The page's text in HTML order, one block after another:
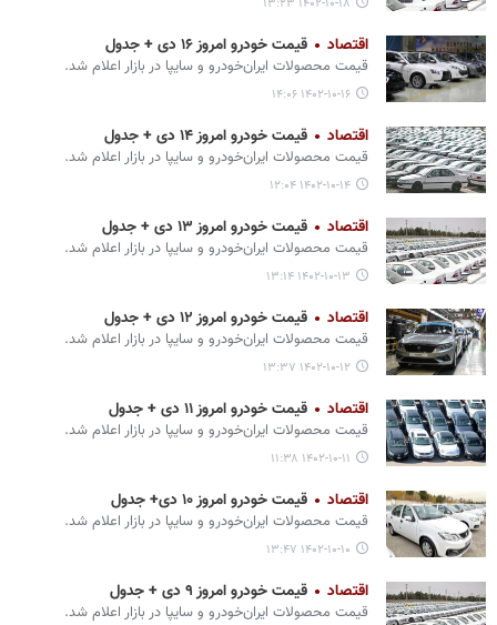
۱۴۰۲-۱۰-۱۸ ۱۳:۲۳
اقتصاد قیمت خودرو امروز ۱۶ دی + جدول
قیمت محصولات ایران‌خودرو و سایپا در بازار اعلام شد.
۱۴۰۲-۱۰-۱۶ ۱۴:۰۶
اقتصاد قیمت خودرو امروز ۱۴ دی + جدول
قیمت محصولات ایران‌خودرو و سایپا در بازار اعلام شد.
۱۴۰۲-۱۰-۱۴ ۱۲:۰۴
اقتصاد قیمت خودرو امروز ۱۳ دی + جدول
قیمت محصولات ایران‌خودرو و سایپا در بازار اعلام شد.
۱۴۰۲-۱۰-۱۳ ۱۳:۱۴
اقتصاد قیمت خودرو امروز ۱۲ دی + جدول
قیمت محصولات ایران‌خودرو و سایپا در بازار اعلام شد.
۱۴۰۲-۱۰-۱۲ ۱۳:۳۷
اقتصاد قیمت خودرو امروز ۱۱ دی + جدول
قیمت محصولات ایران‌خودرو و سایپا در بازار اعلام شد.
۱۴۰۲-۱۰-۱۱ ۱۱:۳۸
اقتصاد قیمت خودرو امروز ۱۰ دی+ جدول
قیمت محصولات ایران‌خودرو و سایپا در بازار اعلام شد.
۱۴۰۲-۱۰-۱۰ ۱۳:۴۷
اقتصاد قیمت خودرو امروز ۹ دی + جدول
قیمت محصولات ایران‌خودرو و سایپا در بازار اعلام شد.